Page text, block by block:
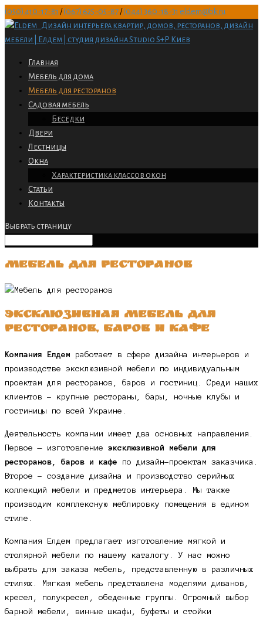
(050) 410-17-81 /(067) 625-05-87 /(044) 360-18-31 eldem@bk.ru
Главная
Мебель для дома
Мебель для ресторанов
Садовая мебель
Беседки
Двери
Лестницы
Окна
Характеристика классов окон
Статьи
Контакты
Выбрать страницу
Мебель для ресторанов
Эксклюзивная мебель для
ресторанов, баров и кафе
Компания Елдем работает в сфере дизайна интерьеров и
производстве эксклюзивной мебели по индивидуальным
проектам для ресторанов, баров и гостиниц. Среди наших
клиентов – крупные рестораны, бары, ночные клубы и
гостиницы по всей Украине.
Деятельность компании имеет два основных направления.
Первое — изготовление эксклюзивной мебели для
ресторанов, баров и кафе по дизайн-проектам заказчика.
Второе – создание дизайна и производство серийных
коллекций мебели и предметов интерьера. Мы также
производим комплексную меблировку помещения в едином
стиле.
Компания Елдем предлагает изготовление мягкой и
столярной мебели по нашему каталогу. У нас можно
выбрать для заказа мебель, представленную в различных
стилях. Мягкая мебель представлена моделями диванов,
кресел, полукресел, обеденные группы. Огромный выбор
барной мебели, винные шкафы, буфеты и стойки